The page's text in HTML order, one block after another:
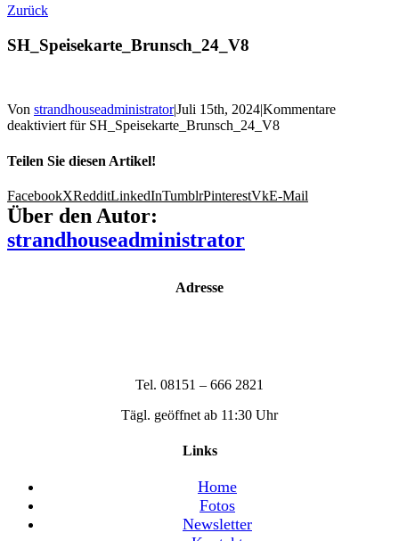
Zurück
SH_Speisekarte_Brunsch_24_V8
Von strandhouseadministrator|Juli 15th, 2024|Kommentare
deaktiviertfür SH_Speisekarte_Brunsch_24_V8
Teilen Sie diesen Artikel!
FacebookXRedditLinkedInTumblrPinterestVkE-Mail
Über den Autor:
strandhouseadministrator
Adresse
Tel. 08151 – 666 2821
Tägl. geöffnet ab 11:30 Uhr
Links
Home
Fotos
Newsletter